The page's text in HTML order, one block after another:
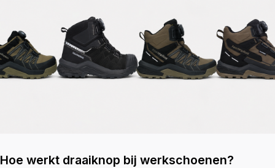
Hoe werkt draaiknop bij werkschoenen?